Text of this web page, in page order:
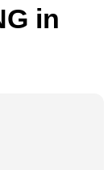
in